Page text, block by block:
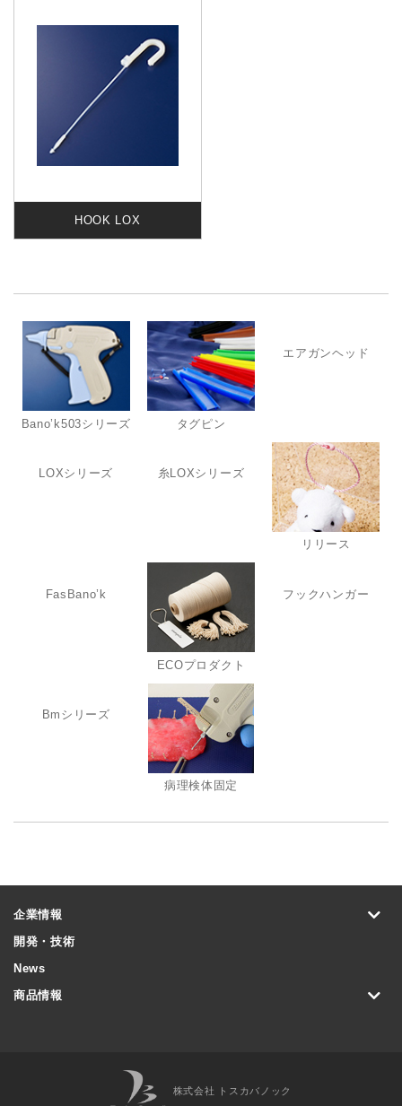
HOOK LOX
Bano’k503シリーズ タグピン
エアガンヘッド
LOXシリーズ 糸LOXシリーズ
リリース
FasBano’k
ECOプロダクト
フックハンガー
Bmシリーズ
病理検体固定
企業情報
開発・技術
News
商品情報
株式会社 トスカバノック